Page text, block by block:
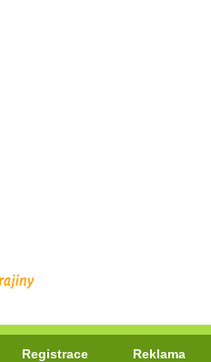
Registrace Reklama